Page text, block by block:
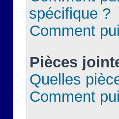
spécifique ?
Comment
Pièces
Quelles
Comment